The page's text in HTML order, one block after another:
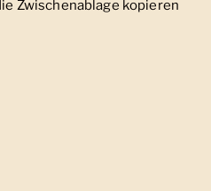
Zwischenablage kopieren